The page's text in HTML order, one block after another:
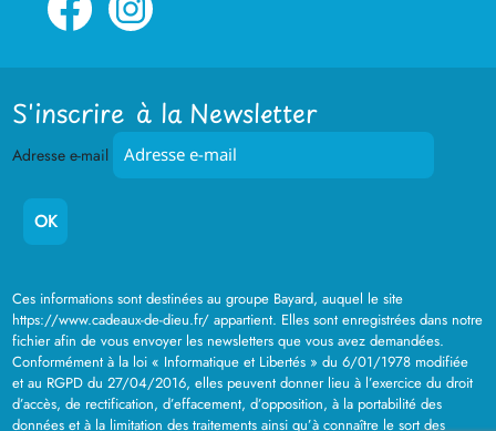
S'inscrire à la Newsletter
Adresse e-mail
Ces informations sont destinées au groupe Bayard, auquel le site
https://www.cadeaux-de-dieu.fr/ appartient. Elles sont enregistrées dans notre
fichier afin de vous envoyer les newsletters que vous avez demandées.
Conformément à la loi « Informatique et Libertés » du 6/01/1978 modifiée
et au RGPD du 27/04/2016, elles peuvent donner lieu à l’exercice du droit
d’accès, de rectification, d’effacement, d’opposition, à la portabilité des
données et à la limitation des traitements ainsi qu’à connaître le sort des